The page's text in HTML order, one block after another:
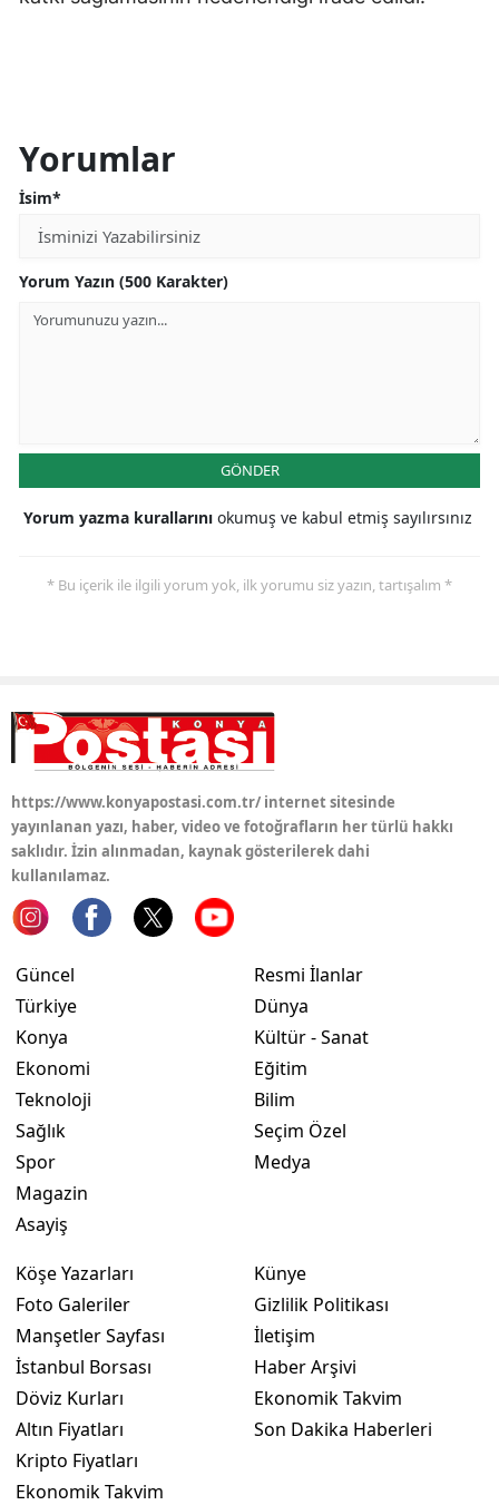
Rize
Siirt
Trabzon
Tunceli
Yozgat
Aksaray
Şırnak
Bartın
Yorumlar
İsim*
Yorum Yazın (500 Karakter)
GÖNDER
Yorum yazma kurallarını okumuş ve kabul etmiş sayılırsınız
* Bu içerik ile ilgili yorum yok, ilk yorumu siz yazın, tartışalım *
https://www.konyapostasi.com.tr/ internet sitesinde
yayınlanan yazı, haber, video ve fotoğrafların her türlü hakkı
saklıdır. İzin alınmadan, kaynak gösterilerek dahi
kullanılamaz.
Güncel
Türkiye
Konya
Ekonomi
Teknoloji
Sağlık
Spor
Magazin
Asayiş
Resmi İlanlar
Dünya
Kültür - Sanat
Eğitim
Bilim
Seçim Özel
Medya
Köşe Yazarları
Foto Galeriler
Manşetler Sayfası
İstanbul Borsası
Döviz Kurları
Altın Fiyatları
Kripto Fiyatları
Ekonomik Takvim
Künye
Gizlilik Politikası
İletişim
Haber Arşivi
Ekonomik Takvim
Son Dakika Haberleri